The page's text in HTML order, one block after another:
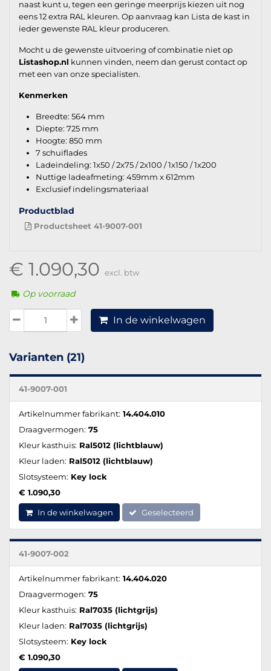
naast kunt u, tegen een geringe meerprijs kiezen uit nog
eens 12 extra RAL kleuren. Op aanvraag kan Lista de kast in
ieder gewenste RAL kleur produceren.
Mocht u de gewenste uitvoering of combinatie niet op
Listashop.nl kunnen vinden, neem dan gerust contact op
met een van onze specialisten.
Kenmerken
Breedte: 564 mm
Diepte: 725 mm
Hoogte: 850 mm
7 schuiflades
Ladeindeling: 1x50 / 2x75 / 2x100 / 1x150 / 1x200
Nuttige ladeafmeting: 459mm x 612mm
Exclusief indelingsmateriaal
Productblad
Productsheet 41-9007-001
€ 1.090,30 excl. btw
Op voorraad
In de winkelwagen
Varianten (21)
41-9007-001
Artikelnummer fabrikant: 14.404.010
Draagvermogen: 75
Kleur kasthuis: Ral5012 (lichtblauw)
Kleur laden: Ral5012 (lichtblauw)
Slotsysteem: Key lock
€ 1.090,30
In de winkelwagen Geselecteerd
41-9007-002
Artikelnummer fabrikant: 14.404.020
Draagvermogen: 75
Kleur kasthuis: Ral7035 (lichtgrijs)
Kleur laden: Ral7035 (lichtgrijs)
Slotsysteem: Key lock
€ 1.090,30